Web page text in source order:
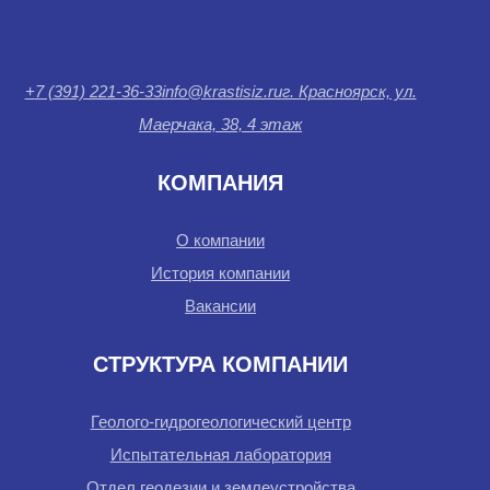
+7 (391) 221-36-33info@krastisiz.ruг. Красноярск, ул.
Маерчака, 38, 4 этаж
КОМПАНИЯ
О компании
История компании
Вакансии
СТРУКТУРА КОМПАНИИ
Геолого-гидрогеологический центр
Испытательная лаборатория